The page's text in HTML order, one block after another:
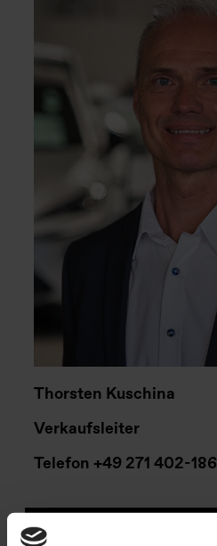
Thorsten Kuschina
Verkaufsleiter
Telefon +49 271 402-186